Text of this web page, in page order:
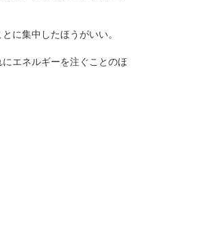
に集中したほうがいい。
エネルギーを注ぐことのほ